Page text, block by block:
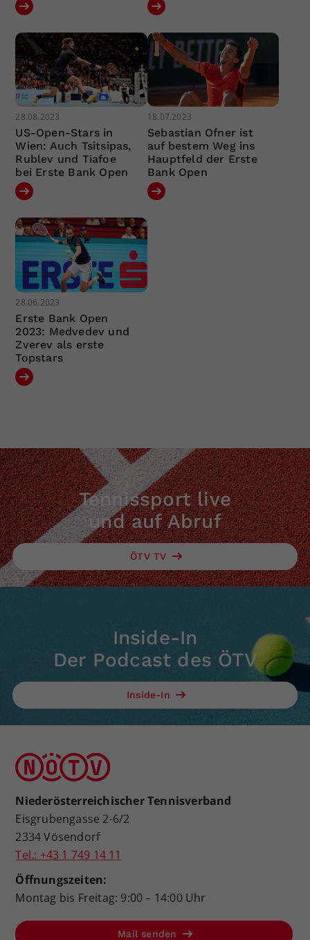
28.08.2023
US-Open-Stars in
Wien: Auch Tsitsipas,
Rublev und Tiafoe
bei Erste Bank Open
18.07.2023
Sebastian Ofner ist
auf bestem Weg ins
Hauptfeld der Erste
Bank Open
28.06.2023
Erste Bank Open
2023: Medvedev und
Zverev als erste
Topstars
Tennissport live
und auf Abruf
ÖTV TV
Inside-In
Der Podcast des ÖTV
Inside-In
Niederösterreichischer Tennisverband
Eisgrubengasse 2-6/2
2334 Vösendorf
Tel.: +43 1 749 14 11
Öffnungszeiten:
Montag bis Freitag: 9:00 – 14:00 Uhr
Mail senden